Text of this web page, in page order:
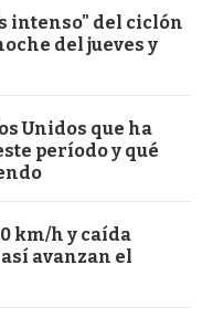
intenso" del ciclón
del jueves y
Unidos que ha
período y qué
km/h y caída
avanzan el